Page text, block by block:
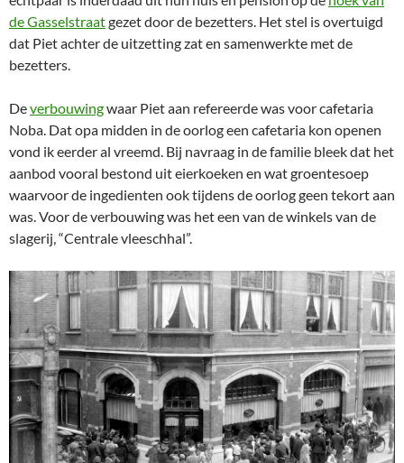
de Gasselstraatgezet door de bezetters. Het stel is overtuigd
dat Piet achter de uitzetting zat en samenwerkte met de
bezetters.
Deverbouwingwaar Piet aan refereerde was voor cafetaria
Noba. Dat opa midden in de oorlog een cafetaria kon openen
vond ik eerder al vreemd. Bij navraag in de familie bleek dat het
aanbod vooral bestond uit eierkoeken en wat groentesoep
waarvoor de ingedienten ook tijdens de oorlog geen tekort aan
was. Voor de verbouwing was het een van de winkels van de
slagerij, “Centrale vleeschhal”.